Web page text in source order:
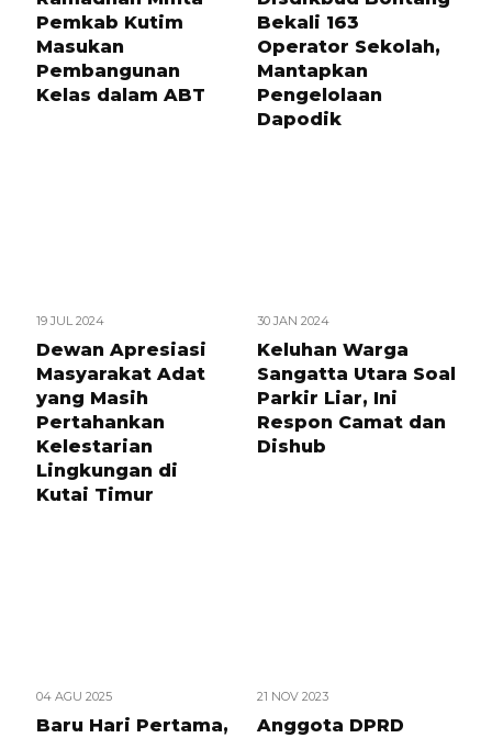
Pemkab Kutim
Masukan
Pembangunan
Kelas dalam ABT
Bekali 163
Operator Sekolah,
Mantapkan
Pengelolaan
Dapodik
19 JUL 2024
Dewan Apresiasi
Masyarakat Adat
yang Masih
Pertahankan
Kelestarian
Lingkungan di
Kutai Timur
30 JAN 2024
Keluhan Warga
Sangatta Utara Soal
Parkir Liar, Ini
Respon Camat dan
Dishub
04 AGU 2025
Baru Hari Pertama,
21 NOV 2023
Anggota DPRD